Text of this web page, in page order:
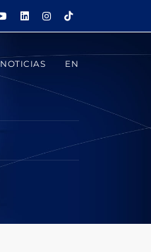
NOTICIAS EN